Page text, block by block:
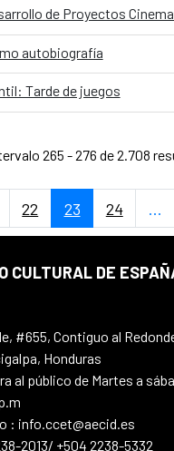
autobiografía
Tarde de juegos
265 - 276 de 2.708
intermedias Use
Página
22 Página
23 Página
24 ...
CULTURAL DE
#655, Contiguo al
Honduras
al público de Martes a
: info.ccet@aecid.es
2013/ +504 2238-5332